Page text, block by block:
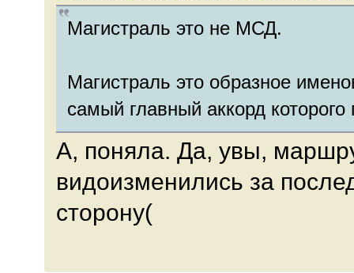
Магистраль это не МСД.
Магистраль это образное
самый главный аккорд
А, поняла. Да, увы,
видоизменились за
сторону(